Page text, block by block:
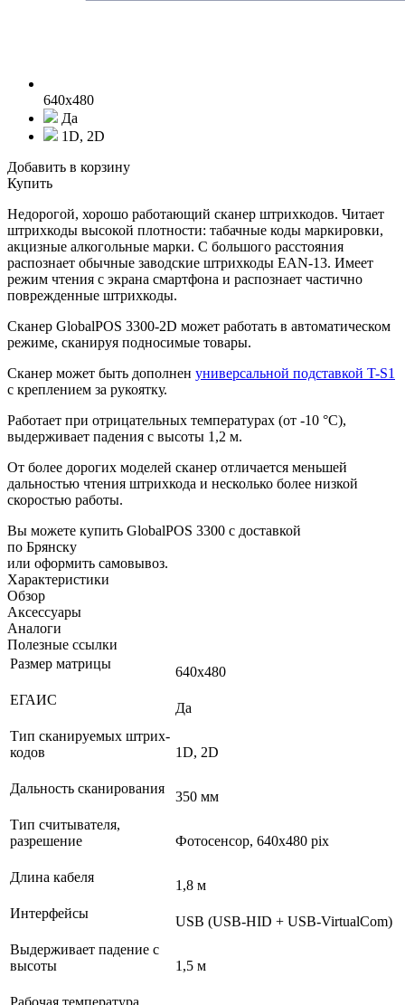
640x480
Да
1D, 2D
Добавить в корзину
Купить
Недорогой, хорошо работающий сканер штрихкодов. Читает
штрихкоды высокой плотности: табачные коды маркировки,
акцизные алкогольные марки. С большого расстояния
распознает обычные заводские штрихкоды EAN-13. Имеет
режим чтения с экрана смартфона и распознает частично
поврежденные штрихкоды.
Сканер GlobalPOS 3300-2D может работать в автоматическом
режиме, сканируя подносимые товары.
Сканер может быть дополнен универсальной подставкой T-S1
с креплением за рукоятку.
Работает при отрицательных температурах (от -10 °C),
выдерживает падения с высоты 1,2 м.
От более дорогих моделей сканер отличается меньшей
дальностью чтения штрихкода и несколько более низкой
скоростью работы.
Вы можете купить GlobalPOS 3300 с доставкой
по Брянску
или оформить самовывоз.
Характеристики
Обзор
Аксессуары
Аналоги
Полезные ссылки
Размер матрицы
640x480
ЕГАИС
Да
Тип сканируемых штрих-
кодов
1D, 2D
Дальность сканирования
350 мм
Тип считывателя,
разрешение
Фотосенсор, 640x480 pix
Длина кабеля
1,8 м
Интерфейсы
USB (USB-HID + USB-VirtualCom)
Выдерживает падение с
высоты
1,5 м
Рабочая температура